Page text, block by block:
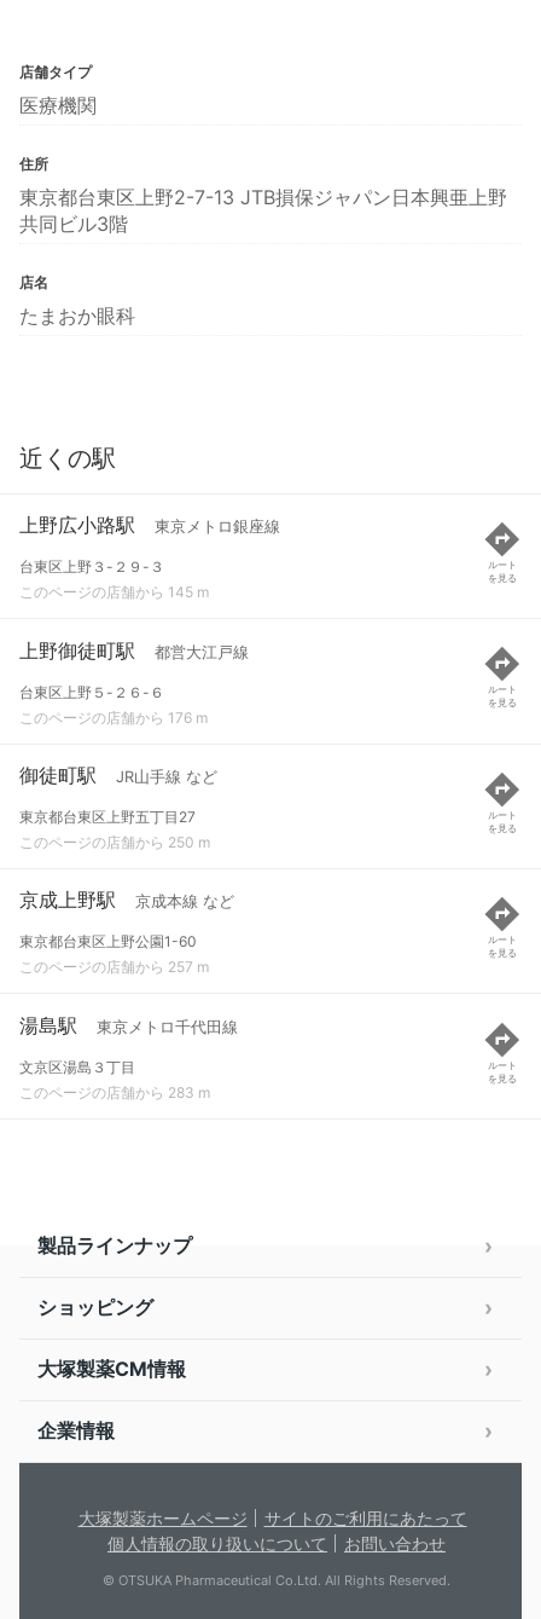
店舗タイプ
医療機関
住所
東京都台東区上野2-7-13 JTB損保ジャパン日本興亜上野
共同ビル3階
店名
たまおか眼科
近くの駅
上野広小路駅 東京メトロ銀座線
台東区上野３-２９-３
このページの店舗から 145 m
ルート
を見る
上野御徒町駅 都営大江戸線
台東区上野５-２６-６
このページの店舗から 176 m
ルート
を見る
御徒町駅 JR山手線 など
東京都台東区上野五丁目27
このページの店舗から 250 m
ルート
を見る
京成上野駅 京成本線 など
東京都台東区上野公園1-60
このページの店舗から 257 m
ルート
を見る
湯島駅 東京メトロ千代田線
文京区湯島３丁目
このページの店舗から 283 m
ルート
を見る
製品ラインナップ
ショッピング
大塚製薬CM情報
企業情報
大塚製薬ホームページ
サイトのご利用にあたって
個人情報の取り扱いについて
お問い合わせ
© OTSUKA Pharmaceutical Co.Ltd. All Rights Reserved.